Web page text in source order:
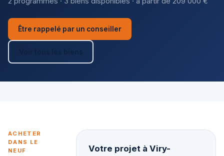
Être rappelé par un conseiller
Voir tous les biens
ACHETER
DANS LE
NEUF
Votre projet à Viry-